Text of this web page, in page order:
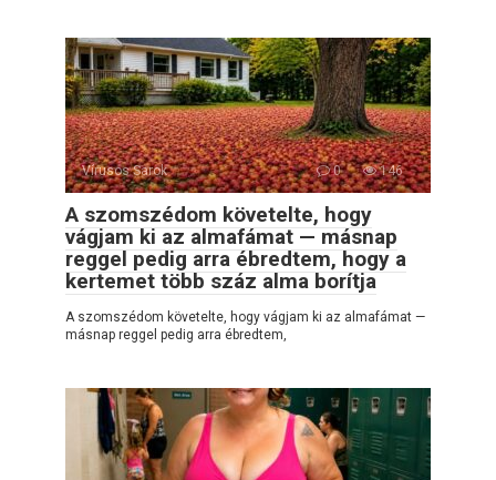
Vírusos Sarok 0 146
A szomszédom követelte, hogy
vágjam ki az almafámat — másnap
reggel pedig arra ébredtem, hogy a
kertemet több száz alma borítja
A szomszédom követelte, hogy vágjam ki az almafámat —
másnap reggel pedig arra ébredtem,